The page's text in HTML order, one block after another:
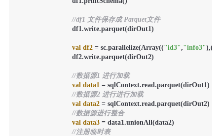
//df1 文件保存成 Parquet文件
val df2 = sc.parallelize(Array(("id3","info3"),(
//数据源1 进行加载
val data1 = sqlContext.read.parquet(dirOut1)
//数据源2 进行进行加载
val data2 = sqlContext.read.parquet(dirOut2)
//数据源进行整合
val data3 = data1.unionAll(data2)
//注册临时表